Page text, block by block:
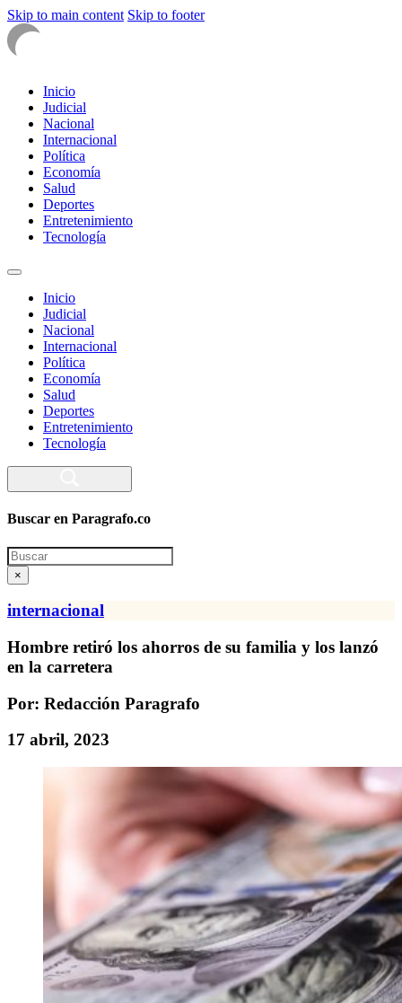
Skip to main content Skip to footer
Inicio
Judicial
Nacional
Internacional
Política
Economía
Salud
Deportes
Entretenimiento
Tecnología
Inicio
Judicial
Nacional
Internacional
Política
Economía
Salud
Deportes
Entretenimiento
Tecnología
Buscar en Paragrafo.co
Search
×
internacional
Hombre retiró los ahorros de su familia y los lanzó
en la carretera
Por: Redacción Paragrafo
17 abril, 2023